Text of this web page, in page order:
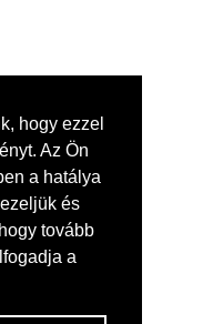
hogy ezzel
Az Ön
a hatálya
és
tovább
a